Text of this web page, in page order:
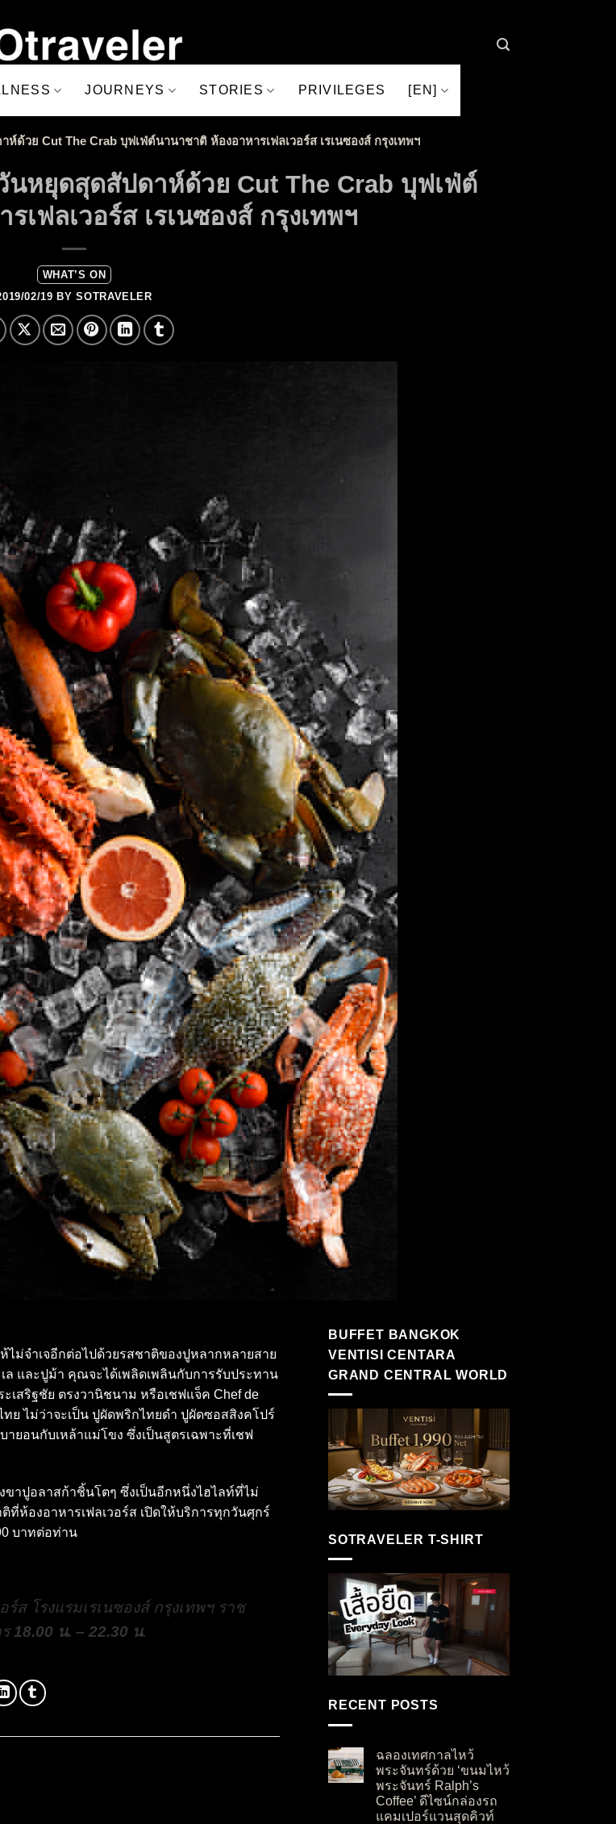
JOURNEYS STORIES PRIVILEGES [EN]
วย Cut The Crab บุฟเฟ่ต์นานาชาติ ห้องอาหารเฟลเวอร์ส เรเนซองส์ กรุงเทพฯ
หยุดสุดสัปดาห์ด้วย Cut The Crab บุฟเฟ่ต์
เฟลเวอร์ส เรเนซองส์ กรุงเทพฯ
WHAT’S ON
02/19 BYSOTRAVELER
จำเจอีกต่อไปด้วยรสชาติของปูหลากหลายสาย
และปูม้า คุณจะได้เพลิดเพลินกับการรับประทาน
เสริฐชัย ตรงวานิชนาม หรือเชฟแจ็ค Chef de
ทย ไม่ว่าจะเป็น ปูผัดพริกไทยดำ ปูผัดซอสสิงคโปร์
ยอนกับเหล้าแม่โขง ซึ่งเป็นสูตรเฉพาะที่เชฟ
าปูอลาสก้าชิ้นโตๆ ซึ่งเป็นอีกหนึ่งไฮไลท์ที่ไม่
ห้องอาหารเฟลเวอร์ส เปิดให้บริการทุกวันศุกร์
บาทต่อท่าน
ส โรงแรมเรเนซองส์ กรุงเทพฯ ราช
18.00 น. – 22.30 น.
BUFFET BANGKOK
VENTISI CENTARA
GRAND CENTRAL WORLD
SOTRAVELER T-SHIRT
RECENT POSTS
ฉลองเทศกาลไหว้
พระจันทร์ด้วย ‘ขนมไหว้
พระจันทร์ Ralph’s
Coffee’ ดีไซน์กล่องรถ
แคมเปอร์แวนสุดคิวท์